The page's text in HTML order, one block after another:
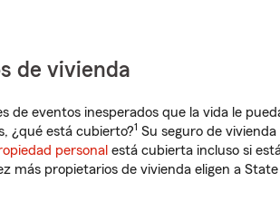
de vivienda
de eventos inesperados que la vida le
¿qué está cubierto?1 Su seguro de
personal está cubierta incluso si
más propietarios de vivienda eligen a